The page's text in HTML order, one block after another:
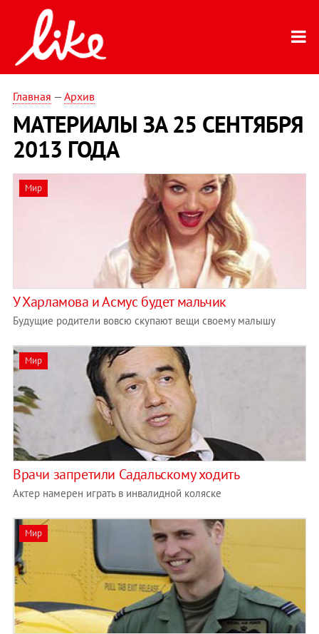
Главная —Архив
МАТЕРИАЛЫ ЗА 25 СЕНТЯБРЯ
2013 ГОДА
Мир
У Харламова и Асмус будет мальчик
Будущие родители вовсю скупают вещи своему малышу
Мир
Врачи запретили Садальскому ходить
Актер намерен играть в инвалидной коляске
Мир